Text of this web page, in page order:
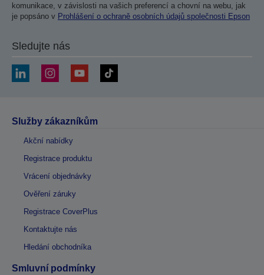
komunikace, v závislosti na vašich preferencí a chovní na webu, jak
je popsáno v Prohlášení o ochraně osobních údajů společnosti Epson
Sledujte nás
Služby zákazníkům
Akční nabídky
Registrace produktu
Vrácení objednávky
Ověření záruky
Registrace CoverPlus
Kontaktujte nás
Hledání obchodníka
Smluvní podmínky